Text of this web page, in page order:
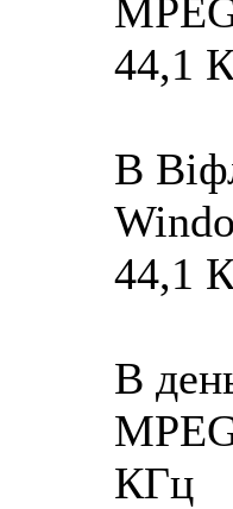
44,1
В
44,1
В
КГц